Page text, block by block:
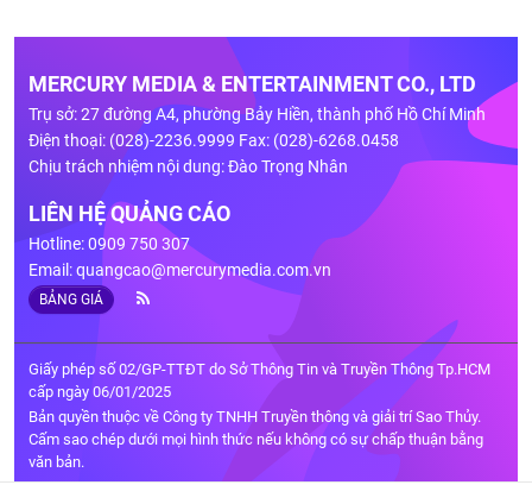
MERCURY MEDIA & ENTERTAINMENT CO., LTD
Trụ sở: 27 đường A4, phường Bảy Hiền, thành phố Hồ Chí Minh
Điện thoại: (028)-2236.9999 Fax: (028)-6268.0458
Chịu trách nhiệm nội dung: Đào Trọng Nhân
LIÊN HỆ QUẢNG CÁO
Hotline: 0909 750 307
Email:quangcao@mercurymedia.com.vn
BẢNG GIÁ
Giấy phép số 02/GP-TTĐT do Sở Thông Tin và Truyền Thông Tp.HCM
cấp ngày 06/01/2025
Bản quyền thuộc về Công ty TNHH Truyền thông và giải trí Sao Thủy.
Cấm sao chép dưới mọi hình thức nếu không có sự chấp thuận bằng
văn bản.